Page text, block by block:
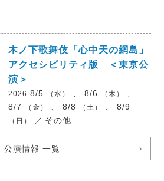
木ノ下歌舞伎「心中天の網島」
アクセシビリティ版 ＜東京公
演＞
2026 8/5 （水） 、 8/6 （木）
8/7
（金） 、 8/8 （土） 、 8/9
（日） ／ その他
公演情報 一覧